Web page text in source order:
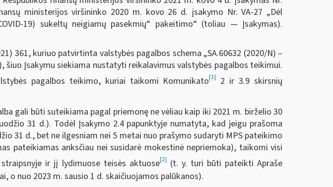
ministerijos viršininko 2020 m. kovo 26 d. įsakymo Nr. VA-27 „Dėl
19) sukeltų neigiamų pasekmių“ pakeitimo“ (toliau — Įsakymas).
361, kuriuo patvirtinta valstybės pagalbos schema „SA.60632 (2020/N) –
Įsakymu siekiama nustatyti reikalavimus valstybės pagalbos teikimui.
pagalbos teikimo, kuriai taikomi Komunikato[1]
2 ir 3.9 skirsnių
gali būti suteikiama pagal priemonę ne vėliau kaip iki 2021 m. birželio 30
31 d.). Todėl Įsakymo 2.4 papunktyje numatyta, kad jeigu prašoma
31 d., bet ne ilgesniam nei 5 metai nuo prašymo sudaryti MPS pateikimo
pateikiamas anksčiau nei susidarė mokestinė nepriemoka), taikomi visi
ir jį lydimuose teisės aktuose[2] (t. y. turi būti pateikti Apraše
o nuo 2023 m. sausio 1 d. skaičiuojamos palūkanos).